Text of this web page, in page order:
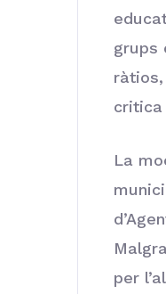
grups
critica
La
per